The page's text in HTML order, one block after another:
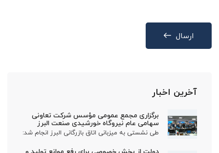
ارسال
آخرین اخبار
برگزاری مجمع عمومی مؤسس شرکت تعاونی
سهامی عام نیروگاه خورشیدی صنعت البرز
طی نشستی به میزبانی اتاق بازرگانی البرز انجام شد: